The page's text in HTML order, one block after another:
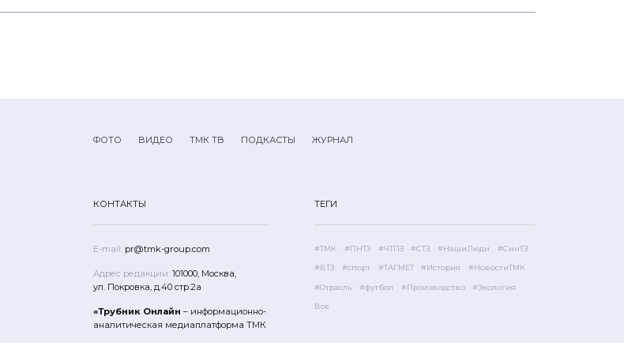
ФОТО ВИДЕО ТМК ТВ ПОДКАСТЫ ЖУРНАЛ
КОНТАКТЫ
E-mail: pr@tmk-group.com
Адрес редакции: 101000, Москва,
ул. Покровка, д.40 стр.2а
«Трубник Онлайн – информационно-
аналитическая медиаплатформа ТМК
ТЕГИ
#ТМК #ПНТЗ #ЧТПЗ #СТЗ #НашиЛюди #СинТЗ
#ВТЗ #спорт #ТАГМЕТ #История #НовостиТМК
#Отрасль #футбол #Производство #Экология
Все